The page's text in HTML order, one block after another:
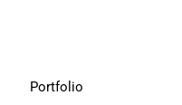
Portfolio